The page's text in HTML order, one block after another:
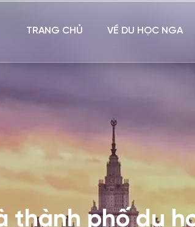
TRANG CHỦ VỀ DU HỌC NGA
thành phố du